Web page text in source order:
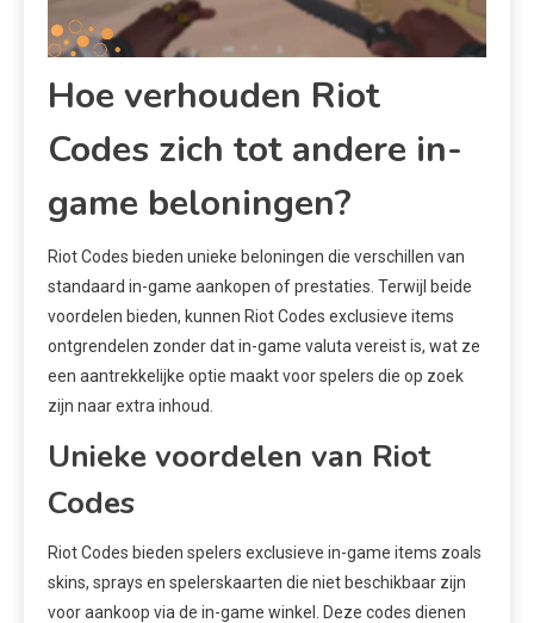
Hoe verhouden Riot
Codes zich tot andere in-
game beloningen?
Riot Codes bieden unieke beloningen die verschillen van
standaard in-game aankopen of prestaties. Terwijl beide
voordelen bieden, kunnen Riot Codes exclusieve items
ontgrendelen zonder dat in-game valuta vereist is, wat ze
een aantrekkelijke optie maakt voor spelers die op zoek
zijn naar extra inhoud.
Unieke voordelen van Riot
Codes
Riot Codes bieden spelers exclusieve in-game items zoals
skins, sprays en spelerskaarten die niet beschikbaar zijn
voor aankoop via de in-game winkel. Deze codes dienen